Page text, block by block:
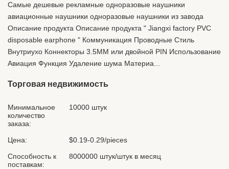
Самые дешевые рекламные одноразовые наушники
авиационные наушники одноразовые наушники из завода
Описание продукта Описание продукта " Jiangxi factory PVC
disposable earphone " Коммуникация Проводные Стиль
Внутриухо Коннекторы 3.5MM или двойной PIN Использование
Авиация Функция Удаление шума Материа...
Торговая недвижимость
Минимальное
количество
заказа:
10000 штук
Цена:
$0.19-0.29/pieces
Способность к
поставкам:
8000000 штук/штук в месяц